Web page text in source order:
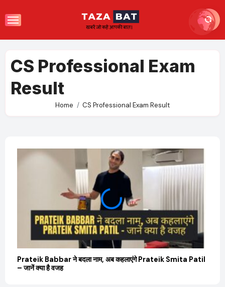
to
CS Professional Exam
Result
Home CS Professional Exam Result
Prateik Babbar ने बदला नाम, अब कहलाएंगे Prateik Smita Patil
– जानें क्या है वजह